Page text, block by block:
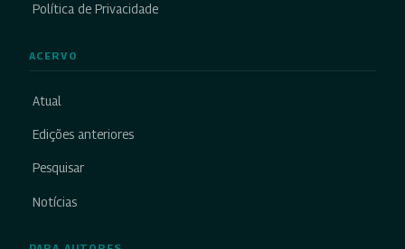
Política de Privacidade
ACERVO
Atual
Edições anteriores
Pesquisar
Notícias